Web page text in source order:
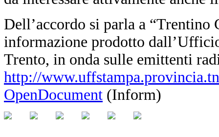
Dell’accordo si parla a
informazione prodotto
Trento, in onda sulle emittenti
http://
OpenDocument (Inform)